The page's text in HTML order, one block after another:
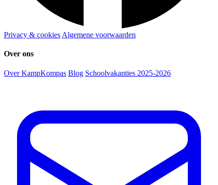
Privacy & cookies Algemene voorwaarden
Over ons
Over KampKompas Blog Schoolvakanties 2025-2026